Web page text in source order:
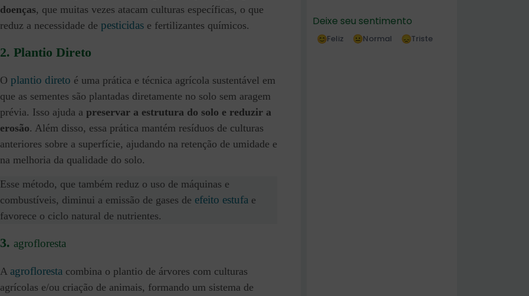
doenças, que muitas vezes atacam culturas específicas, o que
reduz a necessidade de pesticidas e fertilizantes químicos.
2. Plantio Direto
O plantio direto é uma prática e técnica agrícola sustentável em
que as sementes são plantadas diretamente no solo sem aragem
prévia. Isso ajuda a preservar a estrutura do solo e reduzir a
erosão. Além disso, essa prática mantém resíduos de culturas
anteriores sobre a superfície, ajudando na retenção de umidade e
na melhoria da qualidade do solo.
Esse método, que também reduz o uso de máquinas e
combustíveis, diminui a emissão de gases de efeito estufa e
favorece o ciclo natural de nutrientes.
3. agrofloresta
A agrofloresta combina o plantio de árvores com culturas
agrícolas e/ou criação de animais, formando um sistema de
Deixe seu sentimento
Feliz Normal Triste